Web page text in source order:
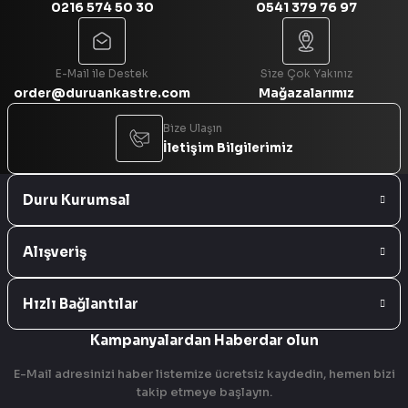
0216 574 50 30 0541 379 76 97
E-Mail ile Destek
order@duruankastre.com
Size Çok Yakınız
Mağazalarımız
Bize Ulaşın
İletişim Bilgilerimiz
Duru Kurumsal
Alışveriş
Hızlı Bağlantılar
Kampanyalardan Haberdar olun
E-Mail adresinizi haber listemize ücretsiz kaydedin, hemen bizi
takip etmeye başlayın.